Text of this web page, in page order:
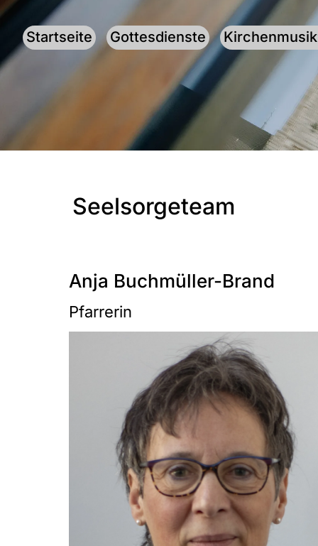
Startseite Gottesdienste Kirchenmusik
Seelsorgeteam
Anja Buchmüller-Brand
Pfarrerin